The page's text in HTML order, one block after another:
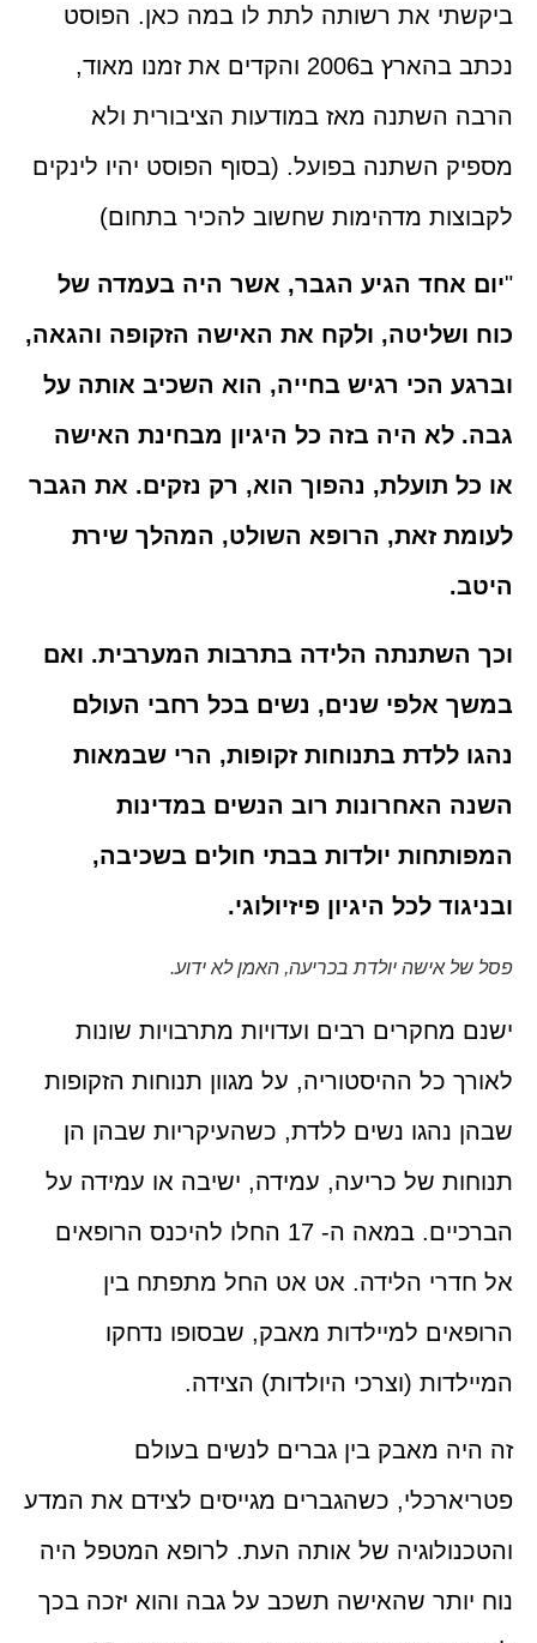
ביקשתי את רשותה לתת לו במה כאן. הפוסט
נכתב בהארץ ב2006 והקדים את זמנו מאוד,
הרבה השתנה מאז במודעות הציבורית ולא
מספיק השתנה בפועל. (בסוף הפוסט יהיו לינקים
לקבוצות מדהימות שחשוב להכיר בתחום)
"יום אחד הגיע הגבר, אשר היה בעמדה של
כוח ושליטה, ולקח את האישה הזקופה והגאה,
וברגע הכי רגיש בחייה, הוא השכיב אותה על
גבה. לא היה בזה כל היגיון מבחינת האישה
או כל תועלת, נהפוך הוא, רק נזקים. את הגבר
לעומת זאת, הרופא השולט, המהלך שירת
היטב.
וכך השתנתה הלידה בתרבות המערבית. ואם
במשך אלפי שנים, נשים בכל רחבי העולם
נהגו ללדת בתנוחות זקופות, הרי שבמאות
השנה האחרונות רוב הנשים במדינות
המפותחות יולדות בבתי חולים בשכיבה,
ובניגוד לכל היגיון פיזיולוגי.
פסל של אישה יולדת בכריעה, האמן לא ידוע.
ישנם מחקרים רבים ועדויות מתרבויות שונות
לאורך כל ההיסטוריה, על מגוון תנוחות הזקופות
שבהן נהגו נשים ללדת, כשהעיקריות שבהן הן
תנוחות של כריעה, עמידה, ישיבה או עמידה על
הברכיים. במאה ה- 17 החלו להיכנס הרופאים
אל חדרי הלידה. אט אט החל מתפתח בין
הרופאים למיילדות מאבק, שבסופו נדחקו
המיילדות (וצרכי היולדות) הצידה.
זה היה מאבק בין גברים לנשים בעולם
פטריארכלי, כשהגברים מגייסים לצידם את המדע
והטכנולוגיה של אותה העת. לרופא המטפל היה
נוח יותר שהאישה תשכב על גבה והוא יזכה בכך